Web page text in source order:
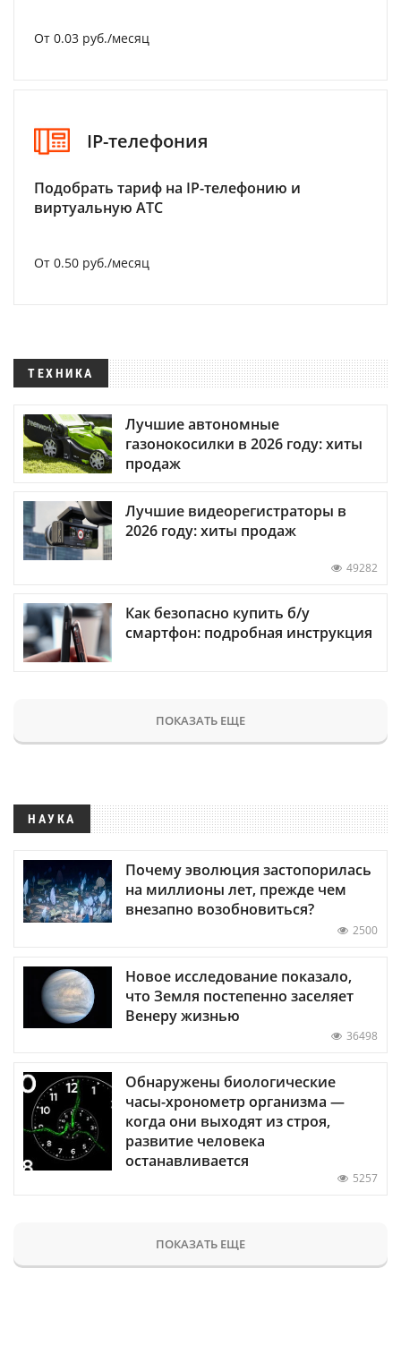
От 0.03 руб./месяц
IP-телефония
Подобрать тариф на IP-телефонию и
виртуальную АТС
От 0.50 руб./месяц
ТЕХНИКА
Лучшие автономные
газонокосилки в 2026 году: хиты
продаж
Лучшие видеорегистраторы в
2026 году: хиты продаж
49282
Как безопасно купить б/у
смартфон: подробная инструкция
ПОКАЗАТЬ ЕЩЕ
НАУКА
Почему эволюция застопорилась
на миллионы лет, прежде чем
внезапно возобновиться?
2500
Новое исследование показало,
что Земля постепенно заселяет
Венеру жизнью
36498
Обнаружены биологические
часы-хронометр организма —
когда они выходят из строя,
развитие человека
останавливается
5257
ПОКАЗАТЬ ЕЩЕ